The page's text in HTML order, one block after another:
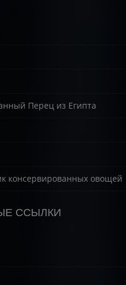
Перец из Египта
консервированных овощей
ССЫЛКИ